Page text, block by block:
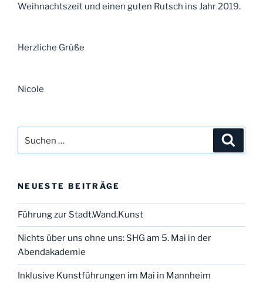
Weihnachtszeit und einen guten Rutsch ins Jahr 2019.
Herzliche Grüße
Nicole
nach:
NEUESTE BEITRÄGE
Führung zur Stadt.Wand.Kunst
Nichts über uns ohne uns: SHG am 5. Mai in der
Abendakademie
Inklusive Kunstführungen im Mai in Mannheim